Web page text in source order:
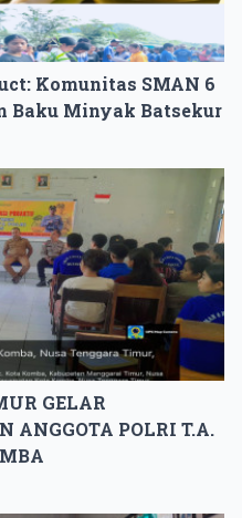
Komunitas SMAN 6
Baku Minyak Batsekur
GELAR
ANGGOTA POLRI T.A.